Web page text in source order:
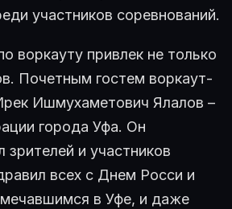
участников соревнований.
воркауту привлек не только
Почетным гостем воркаут-
Ишмухаметович Ялалов –
города Уфа. Он
зрителей и участников
всех с Днем Росси и
в Уфе, и даже